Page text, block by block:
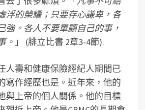
浮的榮耀；只要存心謙卑，各
強。各人不要單顧自己的事，
。 」 (腓立比書 2章3-4節).
人壽和健康保險經紀人期間已
寫作經歷也是。近年來，他的
與上帝的個人關係。他的目標